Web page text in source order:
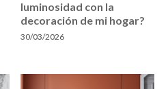
luminosidad con la
decoración de mi hogar?
30/03/2026